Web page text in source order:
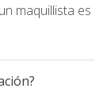
maquillista es